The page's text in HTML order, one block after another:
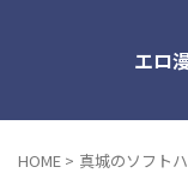
エロ
HOME > 真城のソフト